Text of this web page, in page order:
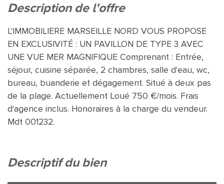
description de l'offre
L'IMMOBILIERE MARSEILLE NORD VOUS PROPOSE
EN EXCLUSIVITÉ : UN PAVILLON DE TYPE 3 AVEC
UNE VUE MER MAGNIFIQUE Comprenant : Entrée,
séjour, cuisine séparée, 2 chambres, salle d'eau, wc,
bureau, buanderie et dégagement. Situé à deux pas
de la plage. Actuellement Loué 750 €/mois. Frais
d'agence inclus. Honoraires à la charge du vendeur.
Mdt 001232.
descriptif du bien